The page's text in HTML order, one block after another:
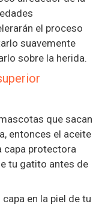
el proceso
suavemente
sobre la herida.
que sacan
entonces el aceite
capa protectora
tu gatito antes de
en la piel de tu